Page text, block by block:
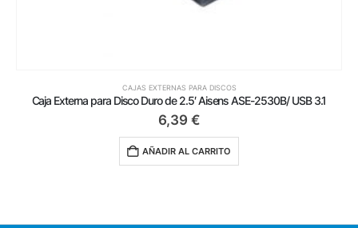
CAJAS EXTERNAS PARA DISCOS
Caja Externa para Disco Duro de 2.5′ Aisens ASE-2530B/ USB 3.1
6,39 €
AÑADIR AL CARRITO